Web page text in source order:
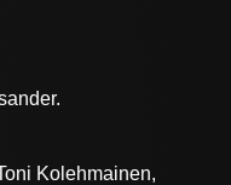
Kolehmainen,